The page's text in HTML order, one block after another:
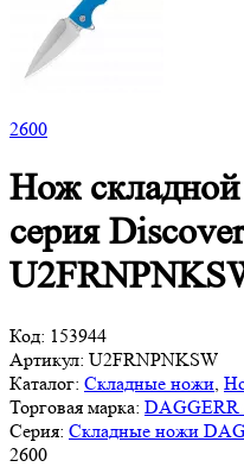
2600
Нож
серия
Код: 153944
Артикул: U2FRNPNKSW
Каталог: Складные ножи
Торговая марка: DAGGERR
Серия: Складные ножи
2600